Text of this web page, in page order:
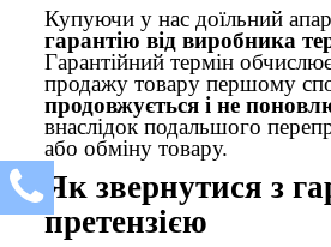
Купуючи у нас доїльний
гарантію від виробника
Гарантійний термін
продажу товару першому
продовжується і не
внаслідок подальшого
або обміну товару.
Як звернутися з
претензією